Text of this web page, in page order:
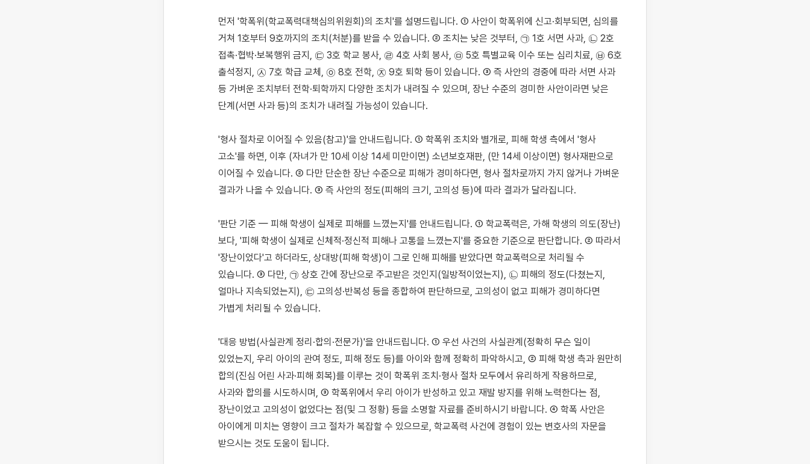
먼저 '학폭위(학교폭력대책심의위원회)의 조치'를 설명드립니다. ① 사안이 학폭위에 신고·회부되면, 심의를
거쳐 1호부터 9호까지의 조치(처분)를 받을 수 있습니다. ② 조치는 낮은 것부터, ㉠ 1호 서면 사과, ㉡ 2호
접촉·협박·보복행위 금지, ㉢ 3호 학교 봉사, ㉣ 4호 사회 봉사, ㉤ 5호 특별교육 이수 또는 심리치료, ㉥ 6호
출석정지, ㉦ 7호 학급 교체, ㉧ 8호 전학, ㉨ 9호 퇴학 등이 있습니다. ③ 즉 사안의 경중에 따라 서면 사과
등 가벼운 조치부터 전학·퇴학까지 다양한 조치가 내려질 수 있으며, 장난 수준의 경미한 사안이라면 낮은
단계(서면 사과 등)의 조치가 내려질 가능성이 있습니다.
'형사 절차로 이어질 수 있음(참고)'을 안내드립니다. ① 학폭위 조치와 별개로, 피해 학생 측에서 '형사
고소'를 하면, 이후 (자녀가 만 10세 이상 14세 미만이면) 소년보호재판, (만 14세 이상이면) 형사재판으로
이어질 수 있습니다. ② 다만 단순한 장난 수준으로 피해가 경미하다면, 형사 절차로까지 가지 않거나 가벼운
결과가 나올 수 있습니다. ③ 즉 사안의 정도(피해의 크기, 고의성 등)에 따라 결과가 달라집니다.
'판단 기준 — 피해 학생이 실제로 피해를 느꼈는지'를 안내드립니다. ① 학교폭력은, 가해 학생의 의도(장난)
보다, '피해 학생이 실제로 신체적·정신적 피해나 고통을 느꼈는지'를 중요한 기준으로 판단합니다. ② 따라서
'장난이었다'고 하더라도, 상대방(피해 학생)이 그로 인해 피해를 받았다면 학교폭력으로 처리될 수
있습니다. ③ 다만, ㉠ 상호 간에 장난으로 주고받은 것인지(일방적이었는지), ㉡ 피해의 정도(다쳤는지,
얼마나 지속되었는지), ㉢ 고의성·반복성 등을 종합하여 판단하므로, 고의성이 없고 피해가 경미하다면
가볍게 처리될 수 있습니다.
'대응 방법(사실관계 정리·합의·전문가)'을 안내드립니다. ① 우선 사건의 사실관계(정확히 무슨 일이
있었는지, 우리 아이의 관여 정도, 피해 정도 등)를 아이와 함께 정확히 파악하시고, ② 피해 학생 측과 원만히
합의(진심 어린 사과·피해 회복)를 이루는 것이 학폭위 조치·형사 절차 모두에서 유리하게 작용하므로,
사과와 합의를 시도하시며, ③ 학폭위에서 우리 아이가 반성하고 있고 재발 방지를 위해 노력한다는 점,
장난이었고 고의성이 없었다는 점(및 그 정황) 등을 소명할 자료를 준비하시기 바랍니다. ④ 학폭 사안은
아이에게 미치는 영향이 크고 절차가 복잡할 수 있으므로, 학교폭력 사건에 경험이 있는 변호사의 자문을
받으시는 것도 도움이 됩니다.